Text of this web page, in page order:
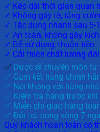
✓ Kéo dài thời gian quan
✓ Không gây tê, tăng
✓ Tác dụng nhanh sau 5-
✓ An toàn, không gây
✓ Dễ sử dụng, thuận tiện
✓ Cải thiện chất lượng
✅ Dược sĩ chuyên môn tư
✅ Cam kết hàng chính
✅ Nói không với hàng
✅ Kiểm tra hàng trước
✅ Miễn phí giao hàng
✅ Đổi trả trong vòng 7
Quý khách hoàn toàn có